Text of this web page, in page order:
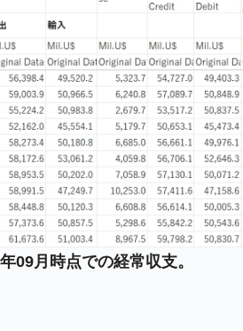
ールが着韓！⇒ さっそく空港に詰め
までに18.4GW規模のAIデータセンタ
レバレッジETFの清算はほぼ終わった」
団』株価暴落で200兆蒸発。
-ブランドを通報しようキャンペーン
した」⇒ 耐久性「なさすぎ」では。
』ズブズブ沈む。営業利益80.2
公務員個人をターゲットにぶん殴る法
09月時点での経常収支。